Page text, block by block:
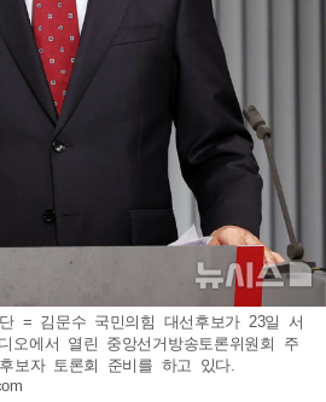
= 김문수 국민의힘 대선후보가 23일 서
오에서 열린 중앙선거방송토론위원회 주
보자 토론회 준비를 하고 있다.